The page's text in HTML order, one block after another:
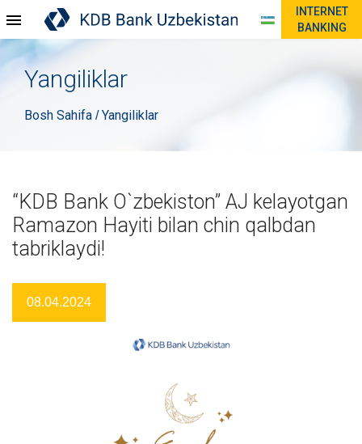
INTERNET
BANKING
Yangiliklar
Bosh Sahifa /Yangiliklar
“KDB Bank O`zbekiston” AJ kelayotgan
Ramazon Hayiti bilan chin qalbdan
tabriklaydi!
08.04.2024